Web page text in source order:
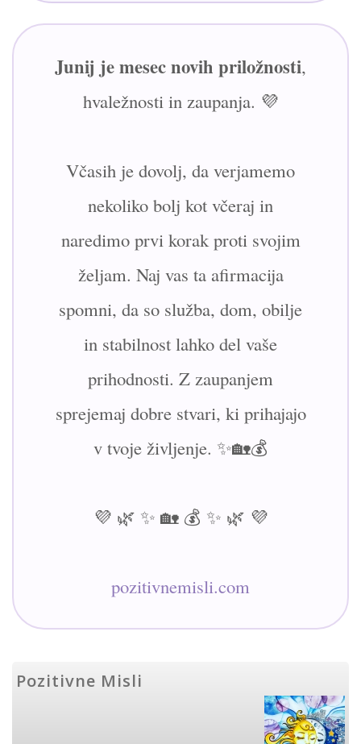
Junij je mesec novih priložnosti,
hvaležnosti in zaupanja. 💜
Včasih je dovolj, da verjamemo
nekoliko bolj kot včeraj in
naredimo prvi korak proti svojim
željam. Naj vas ta afirmacija
spomni, da so služba, dom, obilje
in stabilnost lahko del vaše
prihodnosti. Z zaupanjem
sprejemaj dobre stvari, ki prihajajo
v tvoje življenje. ✨🏡💰
💜 🌿 ✨ 🏡 💰 ✨ 🌿 💜
pozitivnemisli.com
Pozitivne Misli